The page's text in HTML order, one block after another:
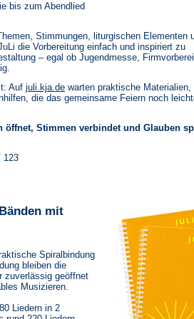
bis zum Abendlied
Stimmungen, liturgischen Elementen
die Vorbereitung einfach und inspiriert zu
– egal ob Jugendmesse,
Auf juli.kja.de(Öffnet
in
einem
Tab)
warten praktische Materialien,
die das gemeinsame Feiern noch
öffnet, Stimmen verbindet und Glauben
123
mit
Spiralbindung
bleiben die
zuverlässig geöffnet
Musizieren.
Liedern in 2